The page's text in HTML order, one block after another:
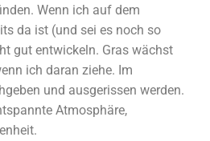
Wenn ich auf dem
da ist (und sei es noch so
gut entwickeln. Gras wächst
ich daran ziehe. Im
und ausgerissen werden.
Atmosphäre,